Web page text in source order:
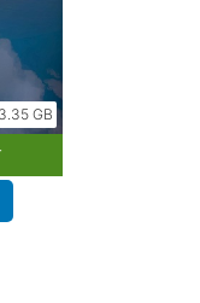
3.35 GB